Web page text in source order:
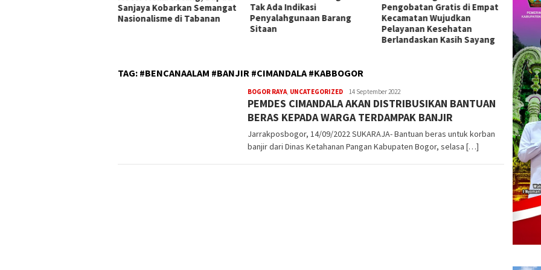
Tak Ada Indikasi
Penyalahgunaan Barang
Pengobatan Gratis di Empat
Kecamatan Wujudkan
Pelayanan Kesehatan
2026 di Surabaya, Targetkan
Prestasi Nasional
TAG: #BENCANAALAM #BANJIR #CIMANDALA #KABBOGOR
BOGOR RAYA, UNCATEGORIZED admin
14 September 2022
PEMDES CIMANDALA AKAN DISTRIBUSIKAN BANTUAN
BERAS KEPADA WARGA TERDAMPAK BANJIR
Jarrakposbogor, 14/09/2022 SUKARAJA- Bantuan beras untuk korban
banjir dari Dinas Ketahanan Pangan Kabupaten Bogor, selasa […]